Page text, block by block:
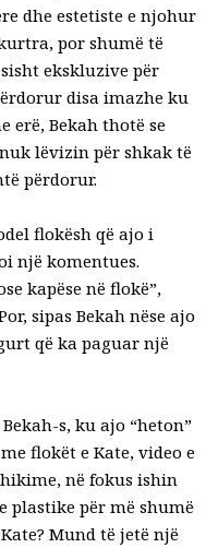
dhe estetiste e njohur
por shumë të
ekskluzive për
disa imazhe ku
erë, Bekah thotë se
lëvizin për shkak të
përdorur.
flokësh që ajo i
një komentues.
kapëse në flokë”,
sipas Bekah nëse ajo
që ka paguar një
s, ku ajo “heton”
flokët e Kate, video e
në fokus ishin
plastike për më shumë
Mund të jetë një